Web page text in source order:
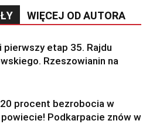
WIĘCEJ OD AUTORA
pierwszy etap 35. Rajdu
Rzeszowianin na
procent bezrobocia w
powiecie! Podkarpacie znów w